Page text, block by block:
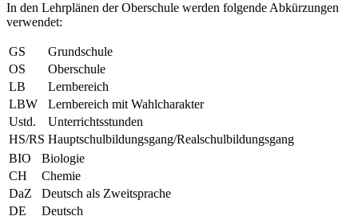
In den Lehrplänen der Oberschule werden folgende Abkürzungen
verwendet:
GS
Grundschule
OS
Oberschule
LB
Lernbereich
LBW
Lernbereich mit Wahlcharakter
Ustd.
Unterrichtsstunden
HS/RS Hauptschulbildungsgang/Realschulbildungsgang
BIO
Biologie
CH
Chemie
DaZ
Deutsch als Zweitsprache
DE
Deutsch